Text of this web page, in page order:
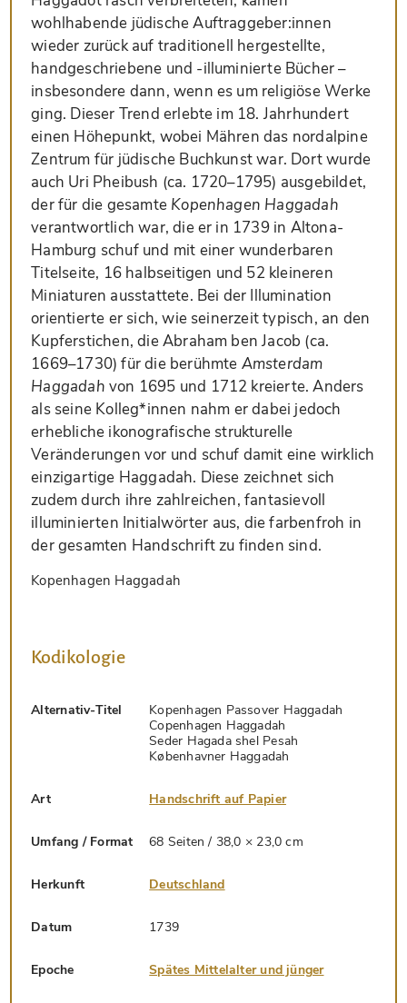
wohlhabende jüdische Auftraggeber:innen
wieder zurück auf traditionell hergestellte,
handgeschriebene und -illuminierte Bücher –
insbesondere dann, wenn es um religiöse Werke
ging. Dieser Trend erlebte im 18. Jahrhundert
einen Höhepunkt, wobei Mähren das nordalpine
Zentrum für jüdische Buchkunst war. Dort wurde
auch Uri Pheibush (ca. 1720–1795) ausgebildet,
der für die gesamte Kopenhagen Haggadah
verantwortlich war, die er in 1739 in Altona-
Hamburg schuf und mit einer wunderbaren
Titelseite, 16 halbseitigen und 52 kleineren
Miniaturen ausstattete. Bei der Illumination
orientierte er sich, wie seinerzeit typisch, an den
Kupferstichen, die Abraham ben Jacob (ca.
1669–1730) für die berühmte Amsterdam
Haggadah von 1695 und 1712 kreierte. Anders
als seine Kolleg*innen nahm er dabei jedoch
erhebliche ikonografische strukturelle
Veränderungen vor und schuf damit eine wirklich
einzigartige Haggadah. Diese zeichnet sich
zudem durch ihre zahlreichen, fantasievoll
illuminierten Initialwörter aus, die farbenfroh in
der gesamten Handschrift zu finden sind.
Kopenhagen Haggadah
Kodikologie
Alternativ-Titel
Kopenhagen Passover Haggadah
Copenhagen Haggadah
Seder Hagada shel Pesah
Københavner Haggadah
Art Handschrift auf Papier
Umfang / Format 68 Seiten / 38,0 × 23,0 cm
Herkunft Deutschland
Datum 1739
Epoche Spätes Mittelalter und jünger